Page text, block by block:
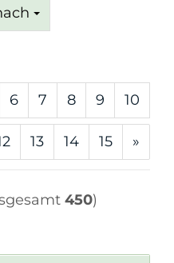
6 7 8 9 10
13 14 15 »
450)